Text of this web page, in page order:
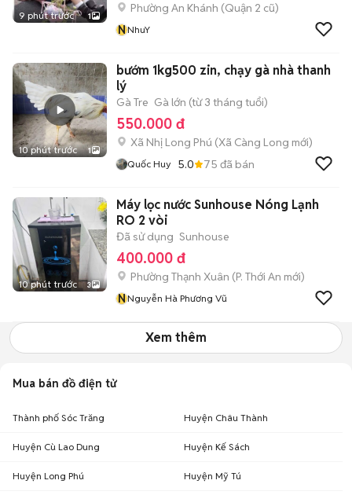
9 phút trước 1
Phường An Khánh (Quận 2 cũ)
NNhuY
10 phút trước 1
bướm 1kg500 zin, chạy gà nhà thanh
lý
Gà Tre Gà lớn (từ 3 tháng tuổi)
550.000 đ
Xã Nhị Long Phú (Xã Càng Long mới)
Quốc Huy 5.0 75 đã bán
10 phút trước 3
Máy lọc nước Sunhouse Nóng Lạnh
RO 2 vòi
Đã sử dụng Sunhouse
400.000 đ
Phường Thạnh Xuân (P. Thới An mới)
NNguyễn Hà Phương Vũ
Xem thêm
Mua bán đồ điện tử
Thành phố Sóc Trăng Huyện Châu Thành
Huyện Cù Lao Dung Huyện Kế Sách
Huyện Long Phú Huyện Mỹ Tú